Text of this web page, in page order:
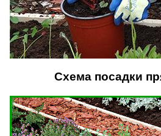
Схема посадки